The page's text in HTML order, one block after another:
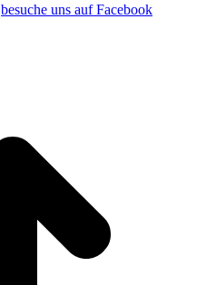
besuche uns auf Facebook